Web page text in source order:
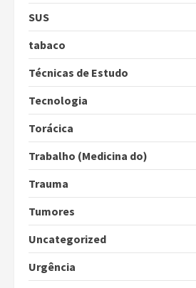
SUS
tabaco
Técnicas de Estudo
Tecnologia
Torácica
Trabalho (Medicina do)
Trauma
Tumores
Uncategorized
Urgência